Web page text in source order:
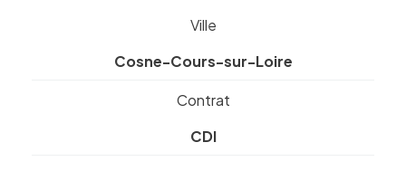
Ville
Cosne-Cours-sur-Loire
Contrat
CDI